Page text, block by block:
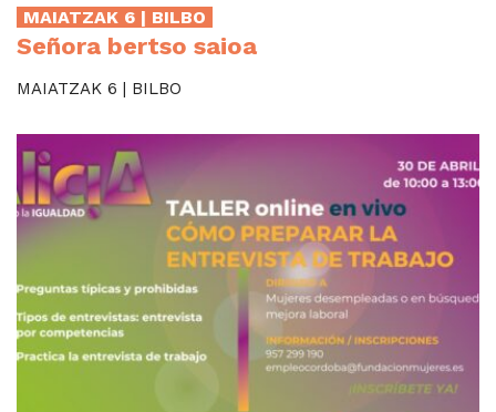
MAIATZAK 6 | BILBO
Señora bertso saioa
MAIATZAK 6 | BILBO